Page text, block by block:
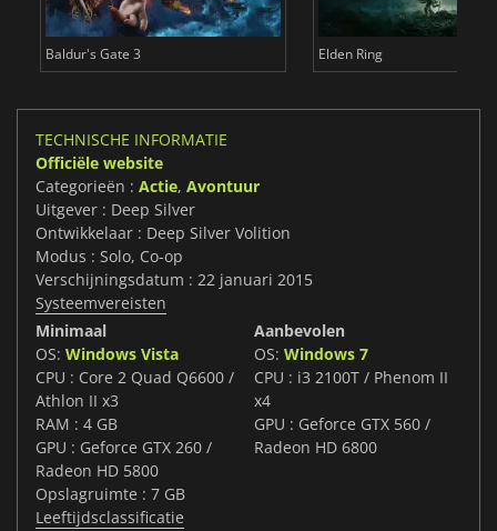
Baldur's Gate 3 Elden Ring
TECHNISCHE INFORMATIE
Officiële website
Categorieën : Actie, Avontuur
Uitgever : Deep Silver
Ontwikkelaar : Deep Silver Volition
Modus : Solo, Co-op
Verschijningsdatum : 22 januari 2015
Systeemvereisten
Minimaal
OS: Windows Vista
CPU : Core 2 Quad Q6600 /
Athlon II x3
RAM : 4 GB
GPU : Geforce GTX 260 /
Radeon HD 5800
Opslagruimte : 7 GB
Aanbevolen
OS: Windows 7
CPU : i3 2100T / Phenom II
x4
GPU : Geforce GTX 560 /
Radeon HD 6800
Leeftijdsclassificatie